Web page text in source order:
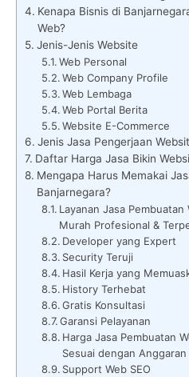
Kenapa Bisnis di
Web?
Jenis-Jenis Website
Web Personal
Web Company Profile
Web Lembaga
Web Portal Berita
Website E-Commerce
Jenis Jasa Pengerjaan
Daftar Harga Jasa Bikin
Mengapa Harus Memakai
Banjarnegara?
Layanan Jasa
Murah Profesional &
Developer yang Expert
Security Teruji
Hasil Kerja yang
History Terhebat
Gratis Konsultasi
Garansi Pelayanan
Harga Jasa Pembuatan
Sesuai dengan
Support Web SEO